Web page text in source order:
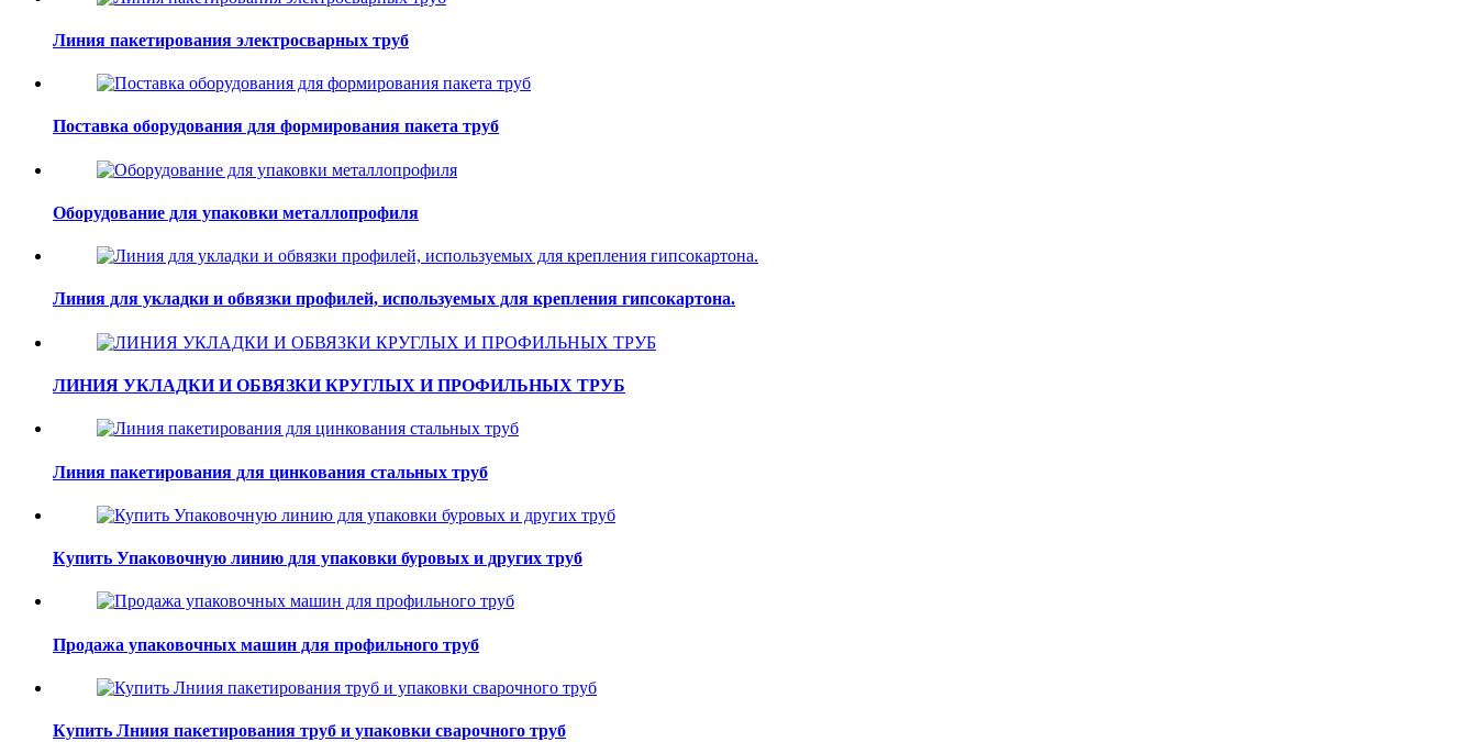
Линия пакетирования электросварных труб
Поставка оборудования для формирования пакета труб
Оборудование для упаковки металлопрофиля
Линия для укладки и обвязки профилей, используемых для крепления гипсокартона.
ЛИНИЯ УКЛАДКИ И ОБВЯЗКИ КРУГЛЫХ И ПРОФИЛЬНЫХ ТРУБ
Линия пакетирования для цинкования стальных труб
Купить Упаковочную линию для упаковки буровых и других труб
Продажа упаковочных машин для профильного труб
Купить Лниия пакетирования труб и упаковки сварочного труб